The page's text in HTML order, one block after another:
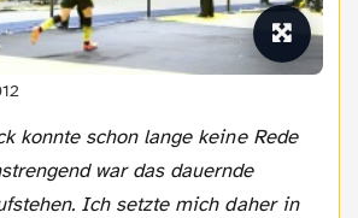
war das dauernde
Ich setzte mich daher in